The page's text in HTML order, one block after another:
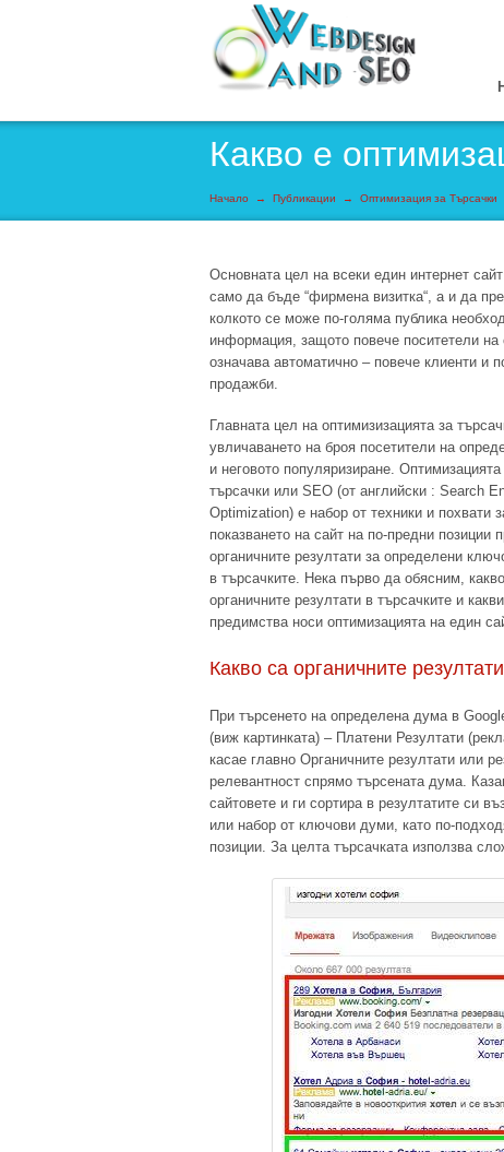
Какво е
Начало → Публикации → Оптимизация за Търсачки
Основната цел на всеки един интернет
само да бъде “фирмена визитка“, а и да
колкото се може по-голяма публика
информация, защото повече поситетели на
означава автоматично – повече клиенти и
продажби.
Главната цел на оптимизизацията за
увличаването на броя посетители на
и неговото популяризиране. Оптимизацията
търсачки или SEO (от английски : Search
Optimization) е набор от техники и похвати
показването на сайт на по-предни позиции
органичните резултати за определени
в търсачките. Нека първо да обясним,
органичните резултати в търсачките и какви
предимства носи оптимизацията на един
Какво са органичните
При търсенето на определена дума в
(виж картинката) – Платени Резултати
касае главно Органичните резултати или
релевантност спрямо търсената дума.
сайтовете и ги сортира в резултатите си
или набор от ключови думи, като по-
позиции. За целта търсачката използва